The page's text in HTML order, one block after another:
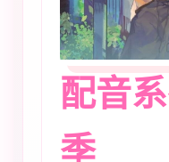
配音
季